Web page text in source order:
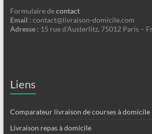
Formulaire decontact
Email : contact@livraison-domicile.com
Adresse : 15 rue d’Austerlitz, 75012 Paris –
Liens
Comparateur livraison de courses à domicile
Livraison repas à domicile